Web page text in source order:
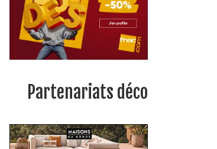
Partenariats déco